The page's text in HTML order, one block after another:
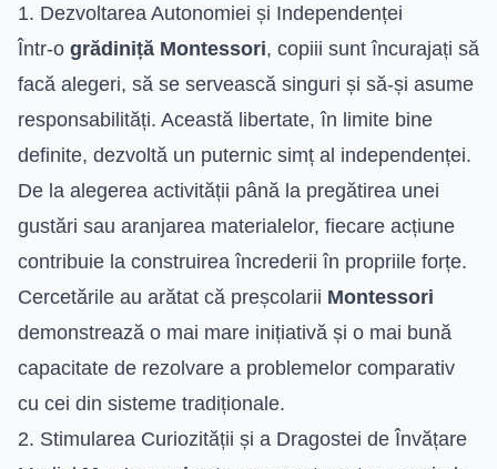
1. Dezvoltarea Autonomiei și Independenței
Într-o grădiniță Montessori, copiii sunt încurajați să
facă alegeri, să se servească singuri și să-și asume
responsabilități. Această libertate, în limite bine
definite, dezvoltă un puternic simț al independenței.
De la alegerea activității până la pregătirea unei
gustări sau aranjarea materialelor, fiecare acțiune
contribuie la construirea încrederii în propriile forțe.
Cercetările au arătat că preșcolarii Montessori
demonstrează o mai mare inițiativă și o mai bună
capacitate de rezolvare a problemelor comparativ
cu cei din sisteme tradiționale.
2. Stimularea Curiozității și a Dragostei de Învățare